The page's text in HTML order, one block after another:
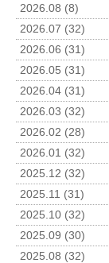
2026.08 (8)
2026.07 (32)
2026.06 (31)
2026.05 (31)
2026.04 (31)
2026.03 (32)
2026.02 (28)
2026.01 (32)
2025.12 (32)
2025.11 (31)
2025.10 (32)
2025.09 (30)
2025.08 (32)